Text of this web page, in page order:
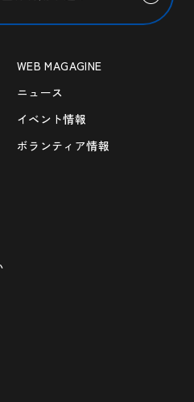
WEB MAGAGINE
ニュース
イベント情報
ボランティア情報